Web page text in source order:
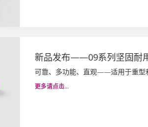
新品发布——09系列坚固耐
可靠、多功能、直观——适用于重型
更多请点击…